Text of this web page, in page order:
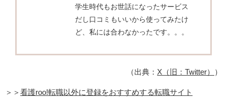
学生時代もお世話になったサービス
だし口コミもいいから使ってみたけ
ど、私には合わなかったです。。。
（出典： X（旧：Twitter） ）
＞＞ 看護roo!転職以外に登録をおすすめする転職サイト